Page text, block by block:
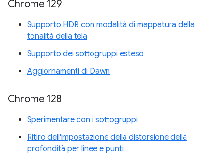
Chrome 129
Supporto HDR con modalità di mappatura della
tonalità della tela
Supporto dei sottogruppi esteso
Aggiornamenti di Dawn
Chrome 128
Sperimentare con i sottogruppi
Ritiro dell'impostazione della distorsione della
profondità per linee e punti